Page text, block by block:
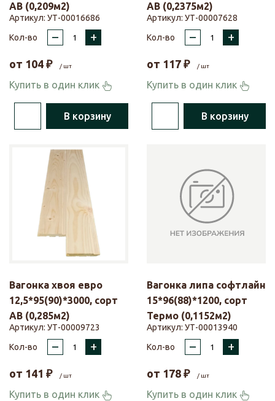
АВ (0,209м2)
Артикул: УТ-00016686
Кол-во
– +
от 104 ₽ / шт
Купить в один клик
В корзину
АВ (0,2375м2)
Артикул: УТ-00007628
Кол-во
– +
от 117 ₽ / шт
Купить в один клик
В корзину
Вагонка хвоя евро
12,5*95(90)*3000, сорт
АВ (0,285м2)
Артикул: УТ-00009723
Кол-во
– +
от 141 ₽ / шт
Купить в один клик
Вагонка липа софтлайн
15*96(88)*1200, сорт
Термо (0,1152м2)
Артикул: УТ-00013940
Кол-во
– +
от 178 ₽ / шт
Купить в один клик